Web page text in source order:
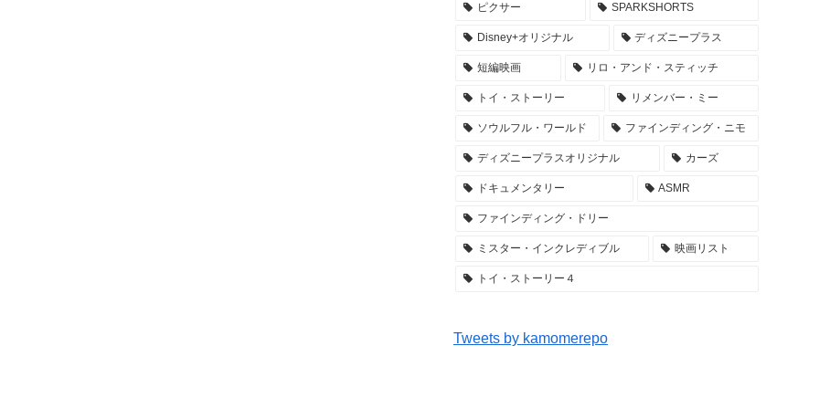
ピクサー SPARKSHORTS
Disney+オリジナル ディズニープラス
短編映画 リロ・アンド・スティッチ
トイ・ストーリー リメンバー・ミー
ソウルフル・ワールド ファインディング・ニモ
ディズニープラスオリジナル カーズ
ドキュメンタリー ASMR
ファインディング・ドリー
ミスター・インクレディブル 映画リスト
トイ・ストーリー４
Tweets by kamomerepo